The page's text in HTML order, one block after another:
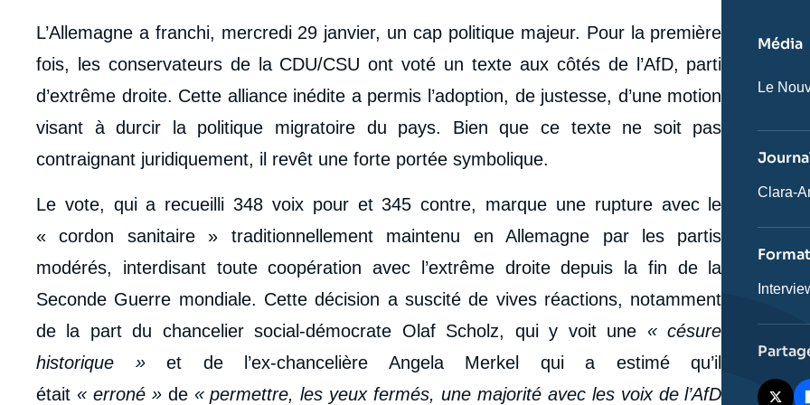
body
L’Allemagne a franchi, mercredi 29 janvier, un cap politique majeur. Pour la première
fois, les conservateurs de la CDU/CSU ont voté un texte aux côtés de l’AfD, parti
d’extrême droite. Cette alliance inédite a permis l’adoption, de justesse, d’une motion
visant à durcir la politique migratoire du pays. Bien que ce texte ne soit pas
contraignant juridiquement, il revêt une forte portée symbolique.
Le vote, qui a recueilli 348 voix pour et 345 contre, marque une rupture avec le
« cordon sanitaire » traditionnellement maintenu en Allemagne par les partis
modérés, interdisant toute coopération avec l’extrême droite depuis la fin de la
Seconde Guerre mondiale. Cette décision a suscité de vives réactions, notamment
de la part du chancelier social-démocrate Olaf Scholz, qui y voit une « césure
historique »et de l’ex-chancelière Angela Merkel qui a estimé qu’il
était « erroné »de « permettre, les yeux fermés, une majorité avec les voix de l’AfD
Média
Nom
revue
Le
Clara-
Format